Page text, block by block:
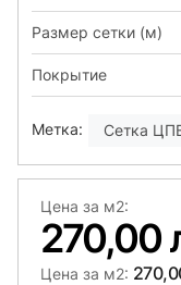
Размер сетки (м)
Покрытие
Метка: Сетка
Цена за м2:
270,00
Цена за м2: